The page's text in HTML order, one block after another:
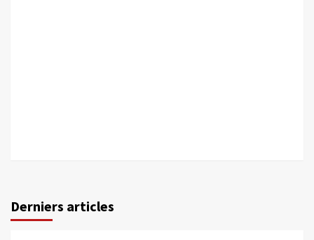
Derniers articles